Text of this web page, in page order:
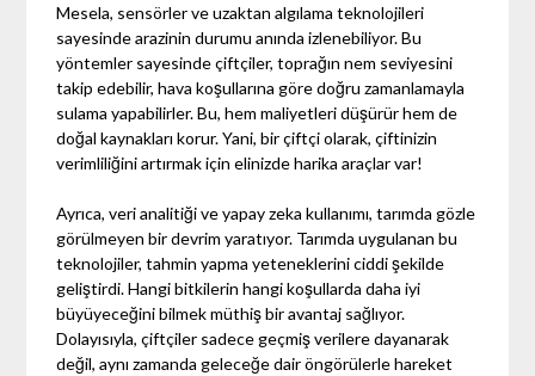
Mesela, sensörler ve uzaktan algılama teknolojileri
sayesinde arazinin durumu anında izlenebiliyor. Bu
yöntemler sayesinde çiftçiler, toprağın nem seviyesini
takip edebilir, hava koşullarına göre doğru zamanlamayla
sulama yapabilirler. Bu, hem maliyetleri düşürür hem de
doğal kaynakları korur. Yani, bir çiftçi olarak, çiftinizin
verimliliğini artırmak için elinizde harika araçlar var!
Ayrıca, veri analitiği ve yapay zeka kullanımı, tarımda gözle
görülmeyen bir devrim yaratıyor. Tarımda uygulanan bu
teknolojiler, tahmin yapma yeteneklerini ciddi şekilde
geliştirdi. Hangi bitkilerin hangi koşullarda daha iyi
büyüyeceğini bilmek müthiş bir avantaj sağlıyor.
Dolayısıyla, çiftçiler sadece geçmiş verilere dayanarak
değil, aynı zamanda geleceğe dair öngörülerle hareket